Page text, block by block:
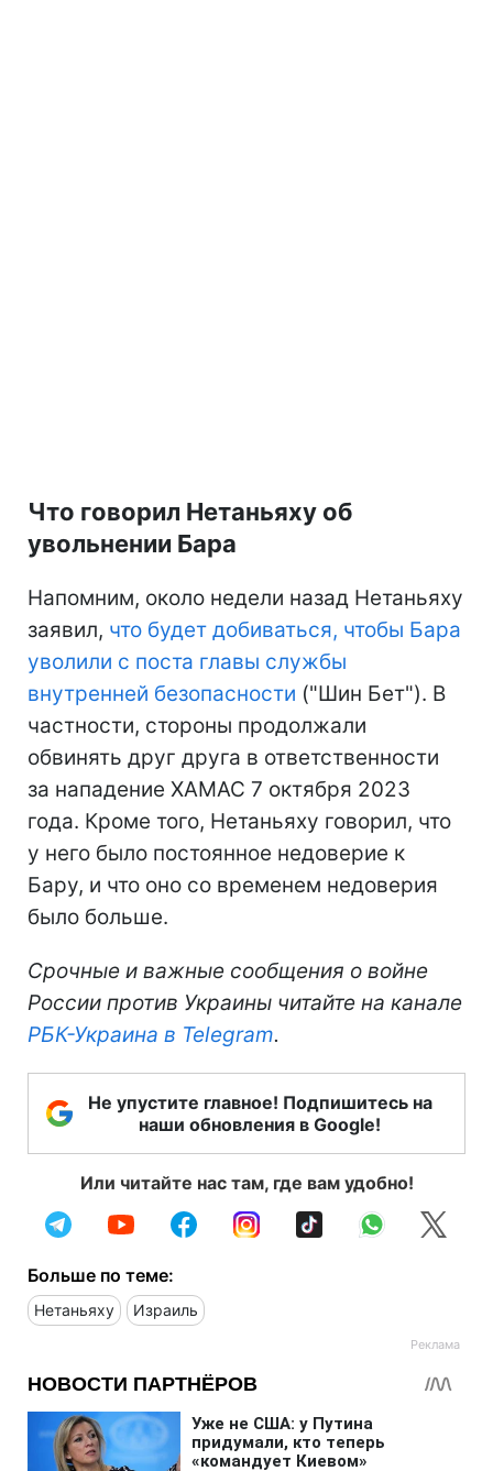
Что говорил Нетаньяху об
увольнении Бара
Напомним, около недели назад Нетаньяху
заявил, что будет добиваться, чтобы Бара
уволили с поста главы службы
внутренней безопасности ("Шин Бет"). В
частности, стороны продолжали
обвинять друг друга в ответственности
за нападение ХАМАС 7 октября 2023
года. Кроме того, Нетаньяху говорил, что
у него было постоянное недоверие к
Бару, и что оно со временем недоверия
было больше.
Срочные и важные сообщения о войне
России против Украины читайте на канале
РБК-Украина в Telegram.
Не упустите главное! Подпишитесь на
наши обновления в Google!
Или читайте нас там, где вам удобно!
Больше по теме:
Нетаньяху Израиль